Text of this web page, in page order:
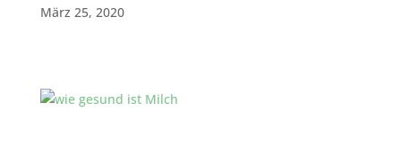
März 25, 2020